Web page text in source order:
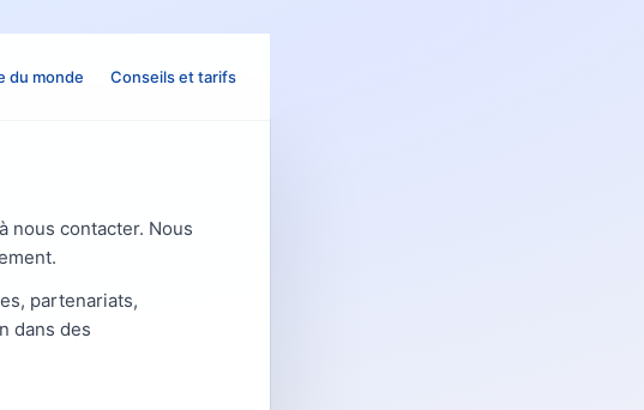
du monde Conseils et tarifs
nous contacter. Nous
partenariats,
dans des